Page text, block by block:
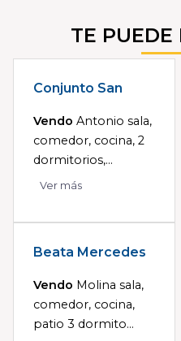
TE PUEDE
Conjunto San
Vendo Antonio sala,
comedor, cocina, 2
dormitorios,...
Ver más
Beata Mercedes
Vendo Molina sala,
comedor, cocina,
patio 3 dormito...